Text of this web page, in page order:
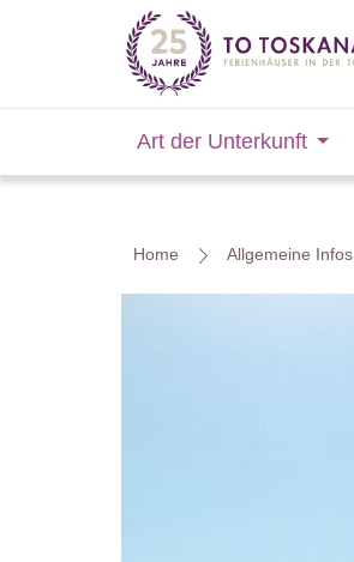
Art der Unterkunft
Home Allgemeine Infos